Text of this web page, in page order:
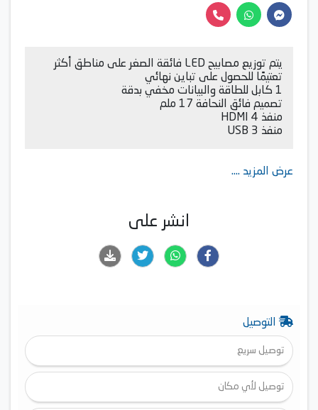
يتم توزيع مصابيح LED فائقة الصغر على مناطق أكثر
تعتيمًا للحصول على تباين نهائي
1 كابل للطاقة والبيانات مخفي بدقة
تصميم فائق النحافة 17 ملم
منفذ HDMI 4
منفذ USB 3
عرض المزيد ....
انشر على
التوصيل
توصيل سريع
توصيل لأي مكان